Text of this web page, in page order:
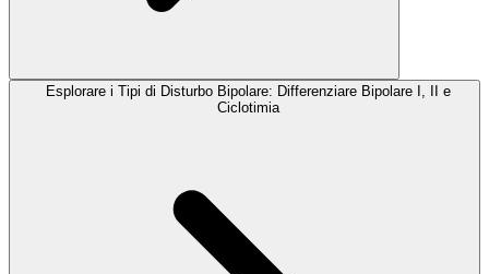
Esplorare i Tipi di Disturbo Bipolare: Differenziare Bipolare I, II e
Ciclotimia